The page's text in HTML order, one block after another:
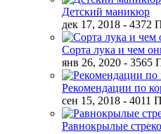
Детский маникюр
дек 17, 2018 - 4372
Сорта лука и чем
янв 26, 2020 - 3565
Рекомендации по
сен 15, 2018 - 4011
Равнокрылые